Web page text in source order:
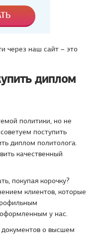
через наш сайт – это
диплом
политики, но не
поступить
диплом политолога.
качественный
покупая корочку?
клиентов, которые
у нас.
о высшем